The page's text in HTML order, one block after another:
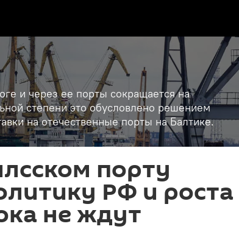
и через ее порты сокращается на
степени это обусловлено решением
на отечественные порты на Балтике.
порту
РФ и роста
не ждут